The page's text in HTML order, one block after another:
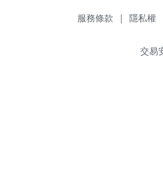
服務條款 | 隱私權
交易